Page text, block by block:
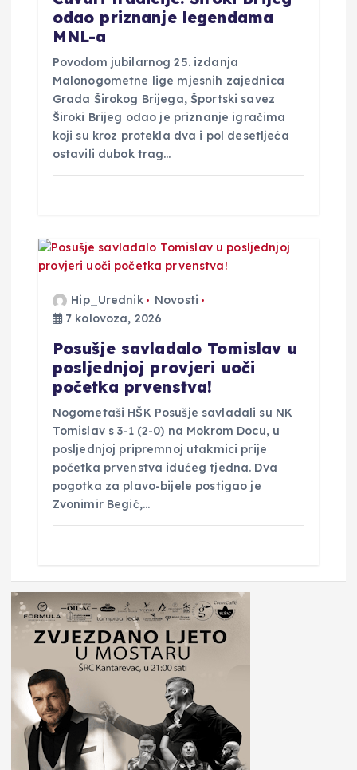
odao priznanje legendama
MNL-a
Povodom jubilarnog 25. izdanja
Malonogometne lige mjesnih zajednica
Grada Širokog Brijega, Športski savez
Široki Brijeg odao je priznanje igračima
koji su kroz protekla dva i pol desetljeća
ostavili dubok trag…
Hip_Urednik
Novosti
7 kolovoza, 2026
Posušje savladalo Tomislav u
posljednjoj provjeri uoči
početka prvenstva!
Nogometaši HŠK Posušje savladali su NK
Tomislav s 3-1 (2-0) na Mokrom Docu, u
posljednjoj pripremnoj utakmici prije
početka prvenstva idućeg tjedna. Dva
pogotka za plavo-bijele postigao je
Zvonimir Begić,…